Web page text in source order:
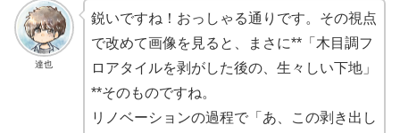
達也
鋭いですね！おっしゃる通りです。その視点
で改めて画像を見ると、まさに**「木目調フ
ロアタイルを剥がした後の、生々しい下地」
**そのものですね。
リノベーションの過程で「あ、この剥き出し